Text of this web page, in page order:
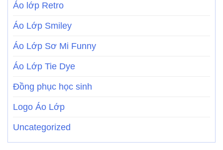
Áo lớp Retro
Áo Lớp Smiley
Áo Lớp Sơ Mi Funny
Áo Lớp Tie Dye
Đồng phục học sinh
Logo Áo Lớp
Uncategorized